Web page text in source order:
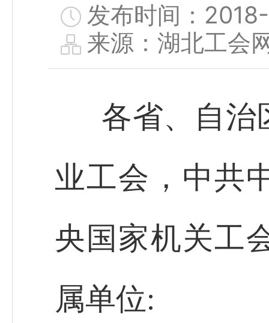
发布时间：
来源：湖北工会
各省、自治
业工会，中共
央国家机关工
属单位: